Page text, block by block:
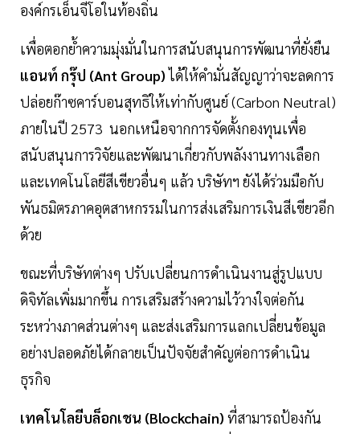
องค์กรเอ็นจีโอในท้องถิ่น
เพื่อตอกย้ำความมุ่งมั่นในการสนับสนุนการพัฒนาที่ยั่งยืน
แอนท์ กรุ๊ป (Ant Group)ได้ให้คำมั่นสัญญาว่าจะลดการ
ปล่อยก๊าซคาร์บอนสุทธิให้เท่ากับศูนย์ (Carbon Neutral)
ภายในปี 2573 นอกเหนือจากการจัดตั้งกองทุนเพื่อ
สนับสนุนการวิจัยและพัฒนาเกี่ยวกับพลังงานทางเลือก
และเทคโนโลยีสีเขียวอื่นๆ แล้ว บริษัทฯ ยังได้ร่วมมือกับ
พันธมิตรภาคอุตสาหกรรมในการส่งเสริมการเงินสีเขียวอีก
ด้วย
ขณะที่บริษัทต่างๆ ปรับเปลี่ยนการดำเนินงานสู่รูปแบบ
ดิจิทัลเพิ่มมากขึ้น การเสริมสร้างความไว้วางใจต่อกัน
ระหว่างภาคส่วนต่างๆ และส่งเสริมการแลกเปลี่ยนข้อมูล
อย่างปลอดภัยได้กลายเป็นปัจจัยสำคัญต่อการดำเนิน
ธุรกิจ
เทคโนโลยีบล็อกเชน (Blockchain) ที่สามารถป้องกัน